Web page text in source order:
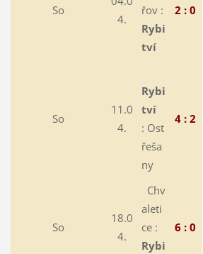
So
4.
řov :
Rybi
tví
2 : 0
So
11.0
4.
Rybi
tví
: Ost
řeša
ny
4 : 2
So
18.0
4.
Chv
aleti
ce :
Rybi
6 : 0